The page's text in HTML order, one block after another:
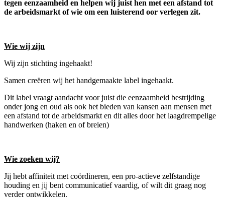
tegen eenzaamheid en helpen wij juist hen met een afstand tot
de arbeidsmarkt of wie om een luisterend oor verlegen zit.
Wie wij zijn
Wij zijn stichting ingehaakt!
Samen creëren wij het handgemaakte label ingehaakt.
Dit label vraagt aandacht voor juist die eenzaamheid bestrijding
onder jong en oud als ook het bieden van kansen aan mensen met
een afstand tot de arbeidsmarkt en dit alles door het laagdrempelige
handwerken (haken en of breien)
Wie zoeken wij?
Jij hebt affiniteit met coördineren, een pro-actieve zelfstandige
houding en jij bent communicatief vaardig, of wilt dit graag nog
verder ontwikkelen.